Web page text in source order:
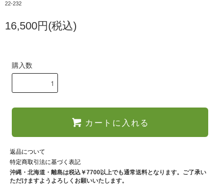
22-232
16,500円(税込)
購入数
カートに入れる
返品について
特定商取引法に基づく表記
沖縄・北海道・離島は税込￥7700以上でも通常送料となります。ご了承い
ただけますようよろしくお願いいたします。